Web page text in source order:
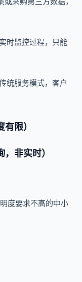
时监控过程，只能
统服务模式，客户
限）
非实时）
度要求不高的中小